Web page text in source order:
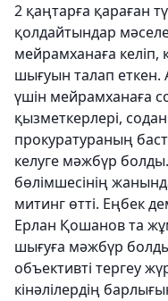
2 қаңтарға қараған
қолдайтындар
мейрамханаға келіп,
шығуын талап еткен.
үшін мейрамханаға
қызметкерлері,
прокуратураның
келуге мәжбүр
бөлімшесінің
митинг өтті. Еңбек
Ерлан Қошанов та
шығуға мәжбүр
объективті тергеу
кінәлілердің